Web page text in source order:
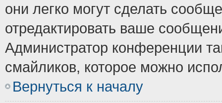
они легко могут сделать
отредактировать ваше
Администратор конференции
смайликов, которое можно
Вернуться к началу